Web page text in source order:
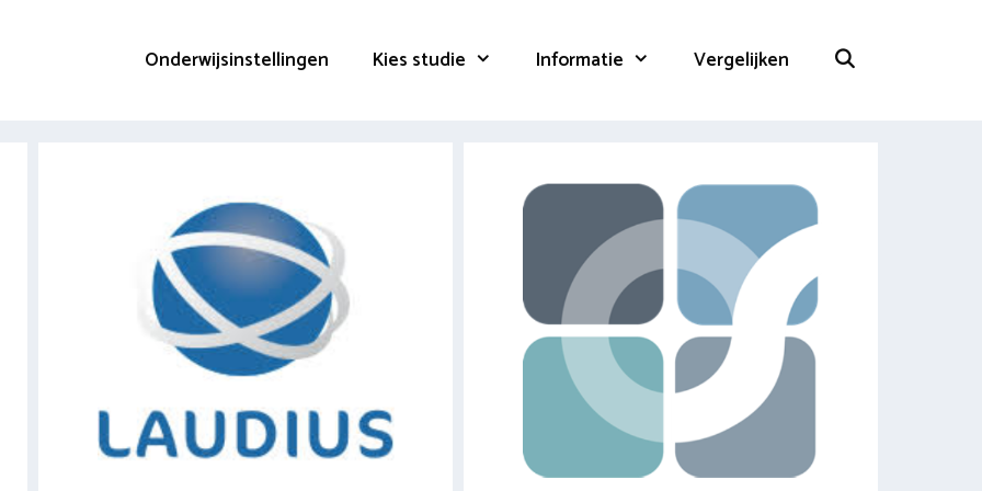
Onderwijsinstellingen Kies studie Informatie Vergelijken